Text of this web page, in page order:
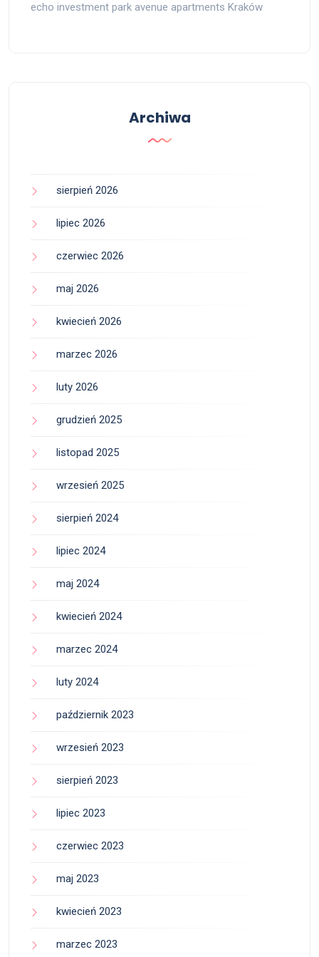
echo investment park avenue apartments Kraków
Archiwa
sierpień 2026
lipiec 2026
czerwiec 2026
maj 2026
kwiecień 2026
marzec 2026
luty 2026
grudzień 2025
listopad 2025
wrzesień 2025
sierpień 2024
lipiec 2024
maj 2024
kwiecień 2024
marzec 2024
luty 2024
październik 2023
wrzesień 2023
sierpień 2023
lipiec 2023
czerwiec 2023
maj 2023
kwiecień 2023
marzec 2023